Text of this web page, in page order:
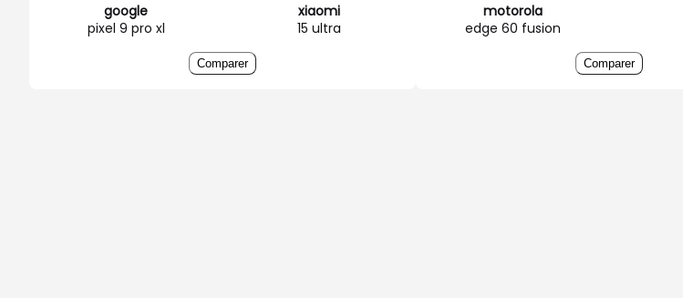
google
pixel 9 pro xl
xiaomi
15 ultra
Comparer
motorola
edge 60 fusion
Comparer